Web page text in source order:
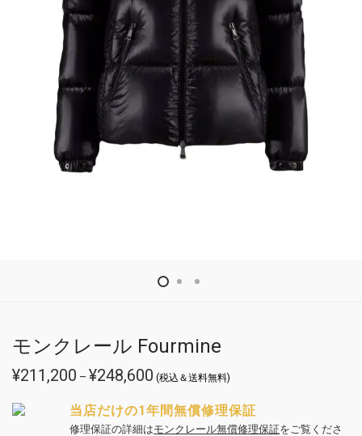
モンクレール Fourmine
¥211,200 – ¥248,600 価
格
¥211,200
–
¥248,600
(税込＆送料無料)
当店だけの1年間無償修理保証
修理保証の詳細はモンクレール無償修理保証をご覧くださ